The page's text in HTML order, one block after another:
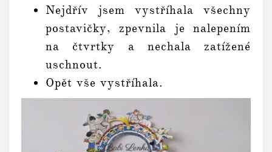
Nejdřív jsem vystříhala všechny
postavičky, zpevnila je nalepením
na čtvrtky a nechala zatížené
uschnout.
Opět vše vystříhala.